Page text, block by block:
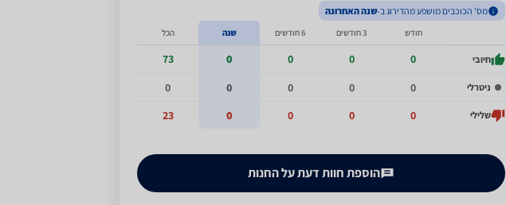
מס' הכוכבים מושפע מהדירוג ב-שנה האחרונה
חודש 3 חודשים 6 חודשים שנה הכל
חיובי 0
0
0
0
73
ניטרלי 0
0
0
0
0
שלילי 0
0
0
0
23
הוספת חוות דעת על החנות